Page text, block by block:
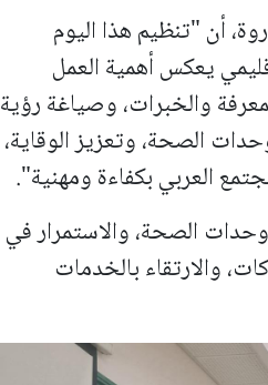
أن "تنظيم هذا اليوم
يعكس أهمية العمل
والخبرات، وصياغة رؤية
الصحة، وتعزيز الوقاية،
العربي بكفاءة ومهنية".
الصحة، والاستمرار في
والارتقاء بالخدمات